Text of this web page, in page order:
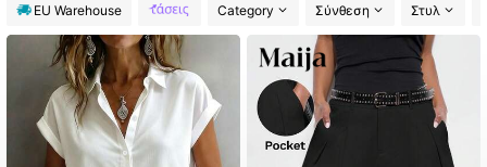
EU Warehouse
Category Σύνθεση Στυλ